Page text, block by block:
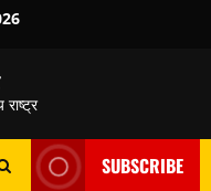
SUBSCRIBE